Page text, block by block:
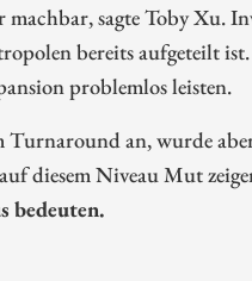
sagte Toby Xu.
bereits aufgeteilt
problemlos leisten.
an, wurde
diesem Niveau Mut
bedeuten.